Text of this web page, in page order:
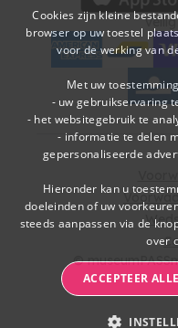
©
Cookies zijn kleine
browser op uw toestel
voor de werking van
Met uw
- uw gebruikservaring
- het websitegebruik te
- informatie te delen
gepersonaliseerde
Hieronder kan u
doeleinden of uw
steeds aanpassen via de
over
ACCEPTEER